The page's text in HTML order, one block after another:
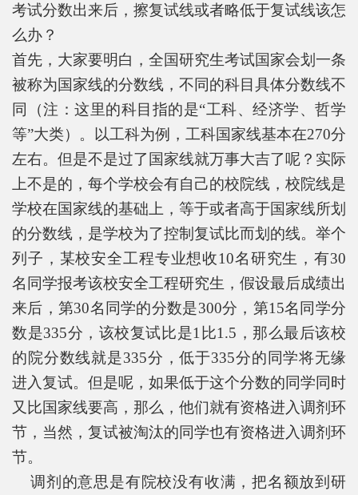
考试分数出来后，擦复试线或者略低于复试线该怎
么办？
首先，大家要明白，全国研究生考试国家会划一条
被称为国家线的分数线，不同的科目具体分数线不
同（注：这里的科目指的是“工科、经济学、哲学
等”大类）。以工科为例，工科国家线基本在270分
左右。但是不是过了国家线就万事大吉了呢？实际
上不是的，每个学校会有自己的校院线，校院线是
学校在国家线的基础上，等于或者高于国家线所划
的分数线，是学校为了控制复试比而划的线。举个
列子，某校安全工程专业想收10名研究生，有30
名同学报考该校安全工程研究生，假设最后成绩出
来后，第30名同学的分数是300分，第15名同学分
数是335分，该校复试比是1比1.5，那么最后该校
的院分数线就是335分，低于335分的同学将无缘
进入复试。但是呢，如果低于这个分数的同学同时
又比国家线要高，那么，他们就有资格进入调剂环
节，当然，复试被淘汰的同学也有资格进入调剂环
节。
调剂的意思是有院校没有收满，把名额放到研